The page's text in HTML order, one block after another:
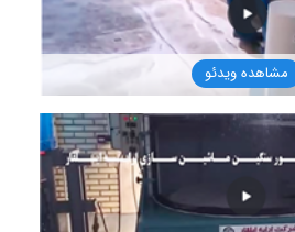
مشاهده ویدئو
1401/8/16